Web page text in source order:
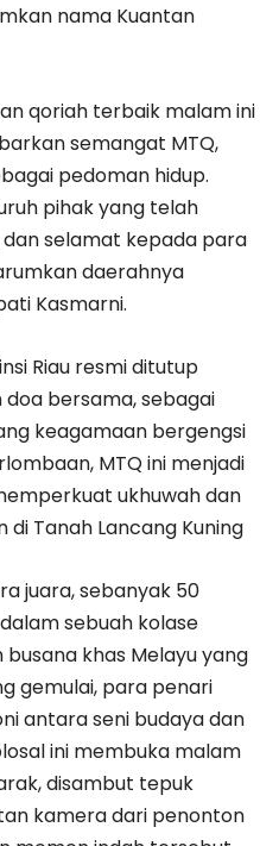
nama Kuantan
qoriah terbaik malam ini
semangat MTQ,
pedoman hidup.
pihak yang telah
selamat kepada para
daerahnya
Kasmarni.
Riau resmi ditutup
bersama, sebagai
keagamaan bergengsi
MTQ ini menjadi
ukhuwah dan
Tanah Lancang Kuning
juara, sebanyak 50
sebuah kolase
khas Melayu yang
gemulai, para penari
antara seni budaya dan
ini membuka malam
disambut tepuk
kamera dari penonton